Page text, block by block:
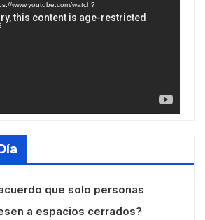
www.youtube.com/watch?
que solo personas
a espacios cerrados?